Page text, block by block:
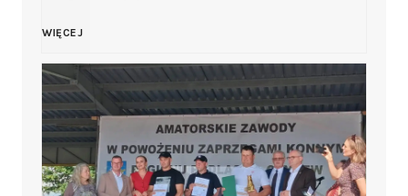
WIĘCEJŚ
w
i
ę